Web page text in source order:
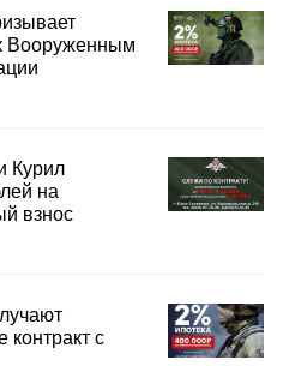
Вооруженным
Курил
на
взнос
контракт с